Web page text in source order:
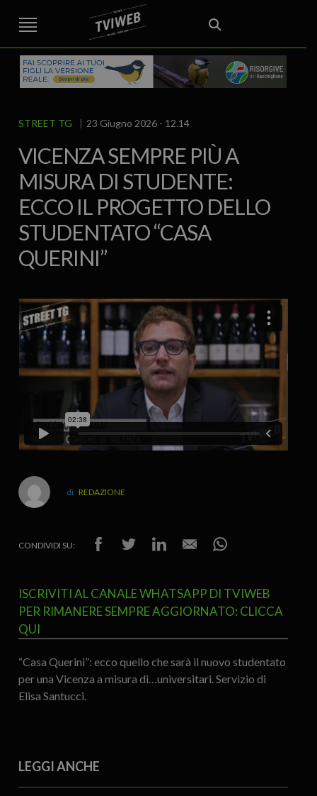
STREET TG CRONACA VENETO
VICENZA E PROVINCIA
AREA BERICA
ECONOMIA ATTUALITA’ POLITICA
EDITORIALE ITALIA E MONDO CURIOSITÀ – LIFESTYLE
CULTURA ARTE
SPORT
IL GRAFFIO FOOD & DRINK FUORIPORTA EROTICO VICENTINO
STREET TG 23 Giugno 2026 - 12.14
VICENZA SEMPRE PIÙ A
MISURA DI STUDENTE:
ECCO IL PROGETTO DELLO
STUDENTATO “CASA
QUERINI”
REDAZIONE
CONDIVIDI SU:
ISCRIVITI AL CANALE WHATSAPP DI TVIWEB
PER RIMANERE SEMPRE AGGIORNATO: CLICCA
QUI
“Casa Querini”: ecco quello che sarà il nuovo studentato
per una Vicenza a misura di…universitari. Servizio di
Elisa Santucci.
LEGGI ANCHE